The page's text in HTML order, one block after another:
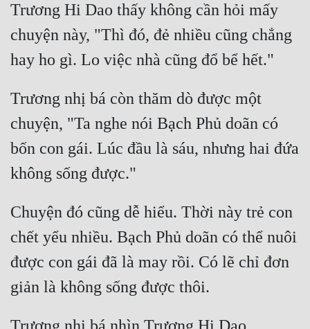
Trương Hi Dao thấy không cần hỏi mấy
chuyện này, "Thì đó, đẻ nhiều cũng chẳng
Trương nhị bá còn thăm dò được một
chuyện, "Ta nghe nói Bạch Phủ doãn có
bốn con gái. Lúc đầu là sáu, nhưng hai đứa
Chuyện đó cũng dễ hiểu. Thời này trẻ con
chết yểu nhiều. Bạch Phủ doãn có thể nuôi
được con gái đã là may rồi. Có lẽ chỉ đơn